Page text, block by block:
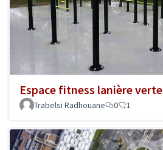
Espace fitness lanière verte
Trabelsi Radhouane
0 1